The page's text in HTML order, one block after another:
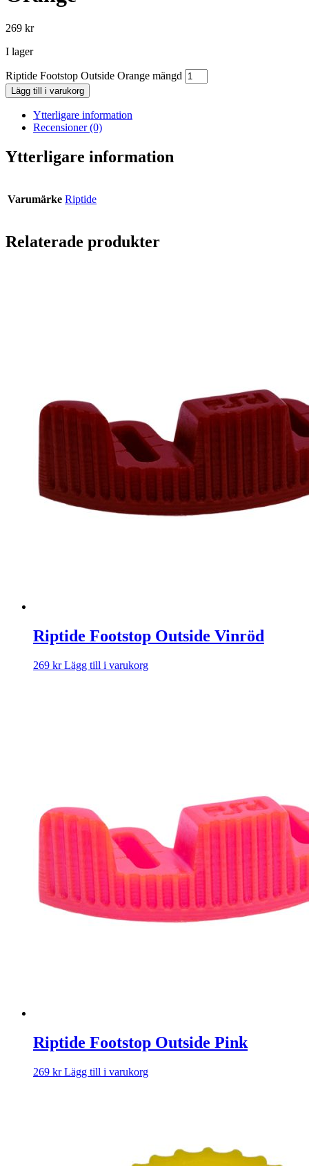
269 kr
I lager
Riptide Footstop Outside Orange mängd
Lägg till i varukorg
Ytterligare information
Recensioner (0)
Ytterligare information
Varumärke Riptide
Relaterade produkter
Riptide Footstop Outside Vinröd
269 kr Lägg till i varukorg
Riptide Footstop Outside Pink
269 kr Lägg till i varukorg